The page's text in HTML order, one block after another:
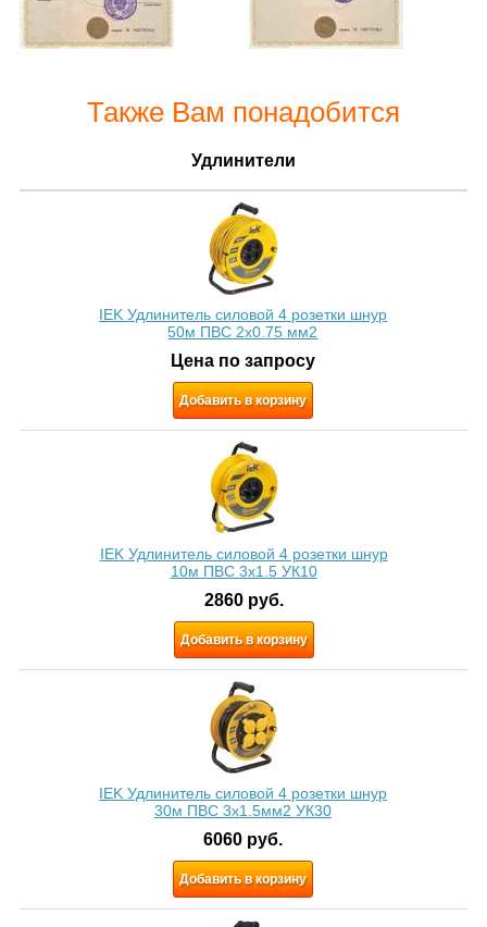
Также Вам понадобится
Удлинители
IEK Удлинитель силовой 4 розетки шнур
50м ПВС 2х0.75 мм2
Цена по запросу
Добавить в корзину
IEK Удлинитель силовой 4 розетки шнур
10м ПВС 3x1.5 УК10
2860 руб.
Добавить в корзину
IEK Удлинитель силовой 4 розетки шнур
30м ПВС 3х1.5мм2 УК30
6060 руб.
Добавить в корзину